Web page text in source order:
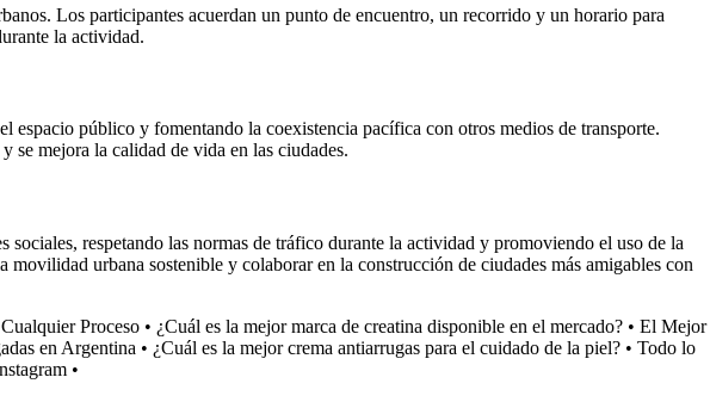
Los participantes acuerdan un punto de encuentro, un recorrido y un horario para
la actividad.
público y fomentando la coexistencia pacífica con otros medios de transporte.
se mejora la calidad de vida en las ciudades.
respetando las normas de tráfico durante la actividad y promoviendo el uso de la
urbana sostenible y colaborar en la construcción de ciudades más amigables con
Proceso • ¿Cuál es la mejor marca de creatina disponible en el mercado? • El Mejor
en Argentina • ¿Cuál es la mejor crema antiarrugas para el cuidado de la piel? • Todo lo
•